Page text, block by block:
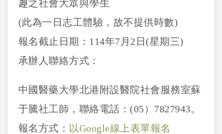
趣之社會大眾與學生
(此為一日志工體驗，故不提供時數)
報名截止日期：114年7月2日(星期三)
承辦人聯絡方式：
中國醫藥大學北港附設醫院社會服務室蘇
于騰社工師，聯絡電話：(05）7827943。
報名方式： 以Google線上表單報名